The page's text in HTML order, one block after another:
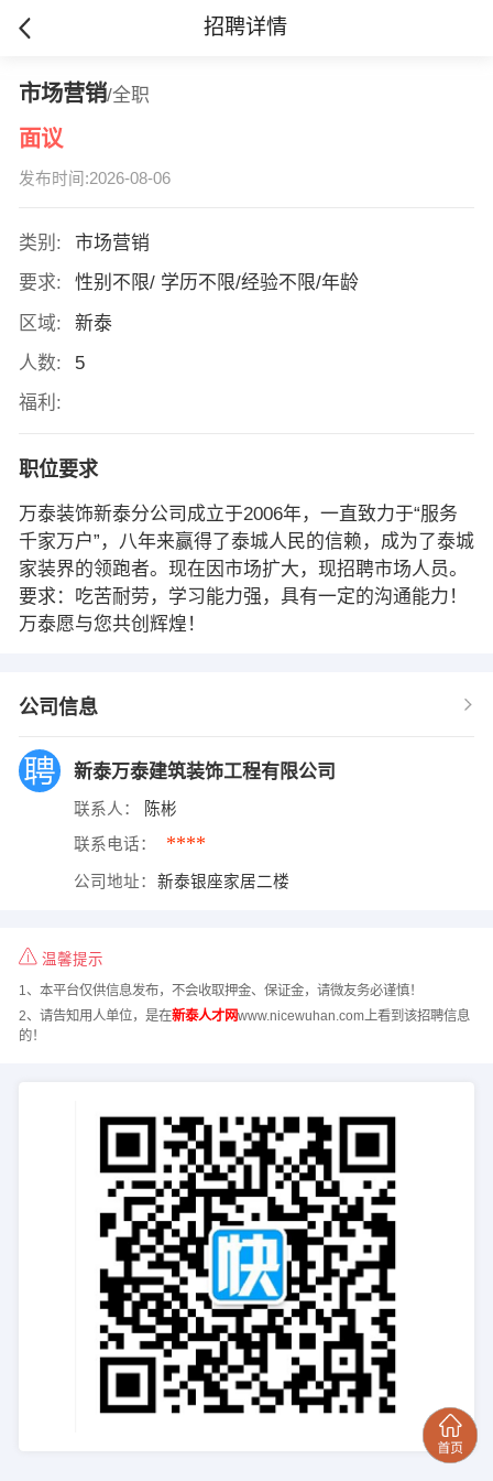
招聘详情
市场营销/全职
面议
发布时间:2026-08-06
类别:
市场营销
要求:
性别不限/ 学历不限/经验不限/年龄
区域:
新泰
人数:
5
福利:
职位要求
万泰装饰新泰分公司成立于2006年，一直致力于“服务
千家万户”，八年来赢得了泰城人民的信赖，成为了泰城
家装界的领跑者。现在因市场扩大，现招聘市场人员。
要求：吃苦耐劳，学习能力强，具有一定的沟通能力！
万泰愿与您共创辉煌！
公司信息
新泰万泰建筑装饰工程有限公司
联系人： 陈彬
联系电话： ****
公司地址： 新泰银座家居二楼
温馨提示
1、本平台仅供信息发布，不会收取押金、保证金，请微友务必谨慎！
2、请告知用人单位，是在新泰人才网www.nicewuhan.com上看到该招聘信息
的！